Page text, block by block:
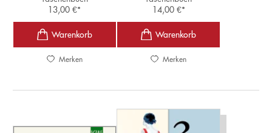
13,00€*
Merken
14,00 €*
Merken